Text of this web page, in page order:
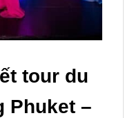
tour du
Phuket –